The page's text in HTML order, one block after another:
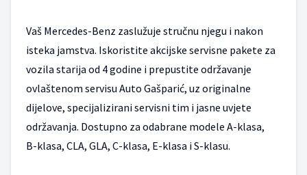
Vaš Mercedes-Benz zaslužuje stručnu njegu i nakon
isteka jamstva. Iskoristite akcijske servisne pakete za
vozila starija od 4 godine i prepustite održavanje
ovlaštenom servisu Auto Gašparić, uz originalne
dijelove, specijalizirani servisni tim i jasne uvjete
održavanja. Dostupno za odabrane modele A-klasa,
B-klasa, CLA, GLA, C-klasa, E-klasa i S-klasu.